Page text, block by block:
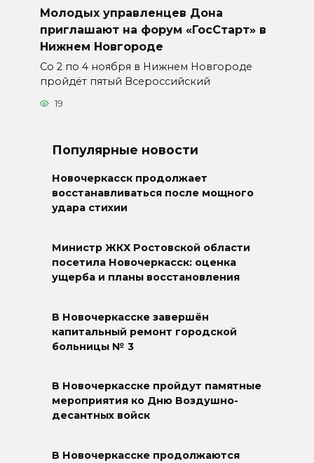
Молодых управленцев Дона
приглашают на форум «ГосСтарт» в
Нижнем Новгороде
Со 2 по 4 ноября в Нижнем Новгороде
пройдёт пятый Всероссийский
19
Популярные новости
Новочеркасск продолжает
восстанавливаться после мощного
удара стихии
Министр ЖКХ Ростовской области
посетила Новочеркасск: оценка
ущерба и планы восстановления
В Новочеркасске завершён
капитальный ремонт городской
больницы № 3
В Новочеркасске пройдут памятные
мероприятия ко Дню Воздушно-
десантных войск
В Новочеркасске продолжаются